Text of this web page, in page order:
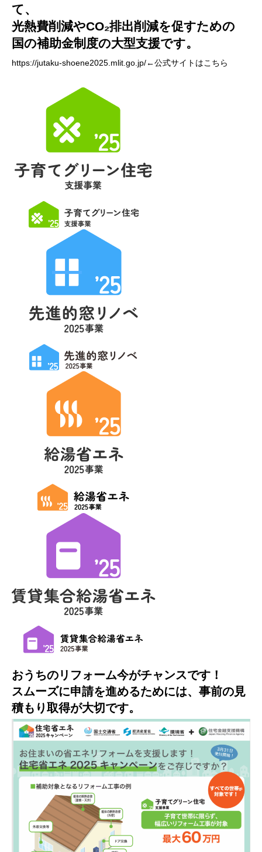
て、
光熱費削減やCO₂排出削減を促すための
国の補助金制度の大型支援です。
https://jutaku-shoene2025.mlit.go.jp/←公式サイトはこちら
おうちのリフォーム今がチャンスです！
スムーズに申請を進めるためには、 事前の見
積もり取得が大切です。